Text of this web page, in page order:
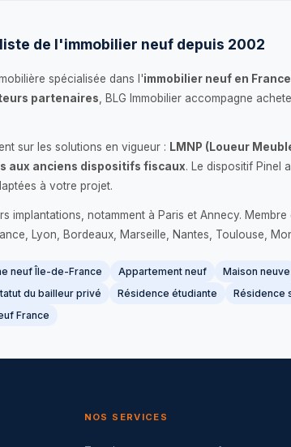
de l'immobilier neuf depuis 2002
spécialisée dans l'immobilier neuf en France
partenaires , BLG Immobilier accompagne
sur les solutions en vigueur : LMNP (Loueur
aux anciens dispositifs fiscaux. Le dispositif Pinel
à votre projet.
implantations, notamment à Paris et Annecy. Membre
Lyon, Bordeaux, Marseille, Nantes, Toulouse,
neuf Île-de-France Appartement neuf Maison neuve
du bailleur privé Résidence étudiante Résidence
France
NOS SERVICES